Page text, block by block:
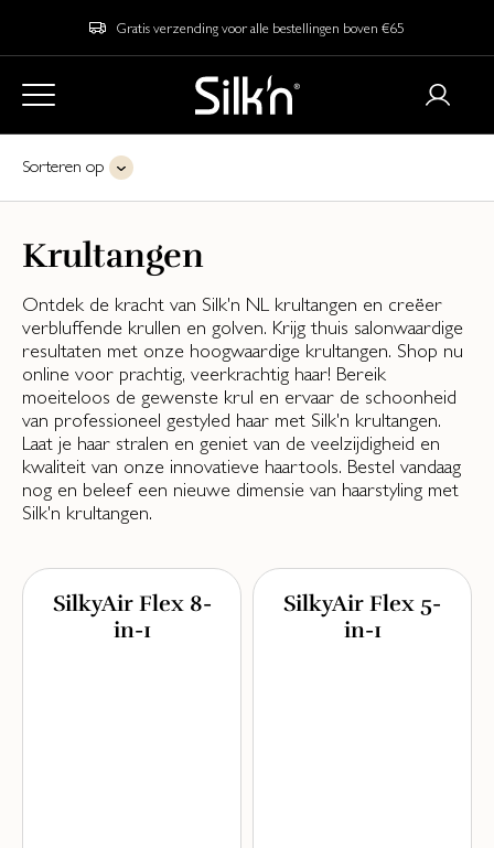
Gratis verzending voor alle bestellingen boven €65
Sorteren op
Krultangen
Ontdek de kracht van Silk'n NL krultangen en creëer
verbluffende krullen en golven. Krijg thuis salonwaardige
resultaten met onze hoogwaardige krultangen. Shop nu
online voor prachtig, veerkrachtig haar! Bereik
moeiteloos de gewenste krul en ervaar de schoonheid
van professioneel gestyled haar met Silk'n krultangen.
Laat je haar stralen en geniet van de veelzijdigheid en
kwaliteit van onze innovatieve haartools. Bestel vandaag
nog en beleef een nieuwe dimensie van haarstyling met
Silk'n krultangen.
SilkyAir Flex 8-
in-1
SilkyAir Flex 5-
in-1